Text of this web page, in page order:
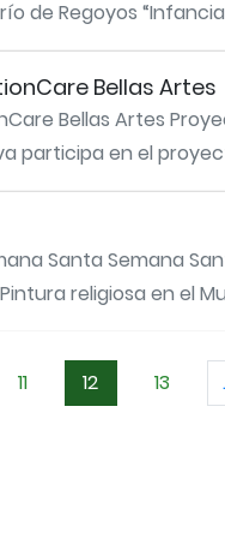
de Regoyos
Bellas Artes
Bellas Artes
participa en el
Santa Semana Santa
religiosa en el
intermedias Use
Página
11 Página
12 13